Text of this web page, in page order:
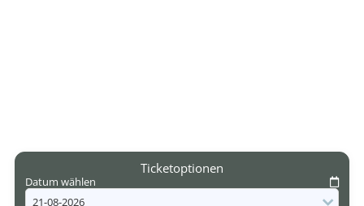
Ticketoptionen
Datum wählen